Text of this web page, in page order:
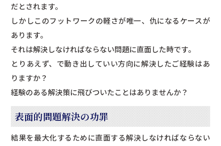
だとされます。
しかしこのフットワークの軽さが唯一、仇になるケースが
あります。
それは解決しなければならない問題に直面した時です。
とりあえず、で動き出していい方向に解決したご経験はあ
りますか？
経験のある解決策に飛びついたことはありませんか？
表面的問題解決の功罪
結果を最大化するために直面する解決しなければならない